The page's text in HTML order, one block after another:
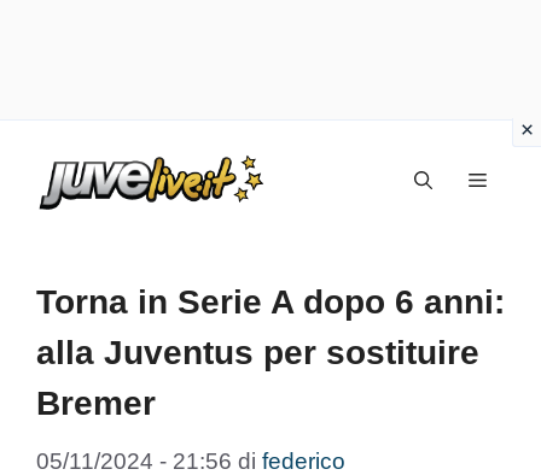
Menu
Torna in Serie A dopo 6 anni:
alla Juventus per sostituire
Bremer
05/11/2024 - 21:56 di federico